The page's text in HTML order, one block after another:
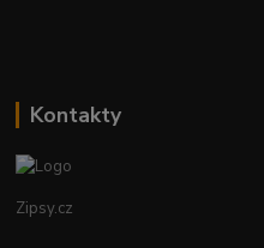
Kontakty
Zipsy.cz